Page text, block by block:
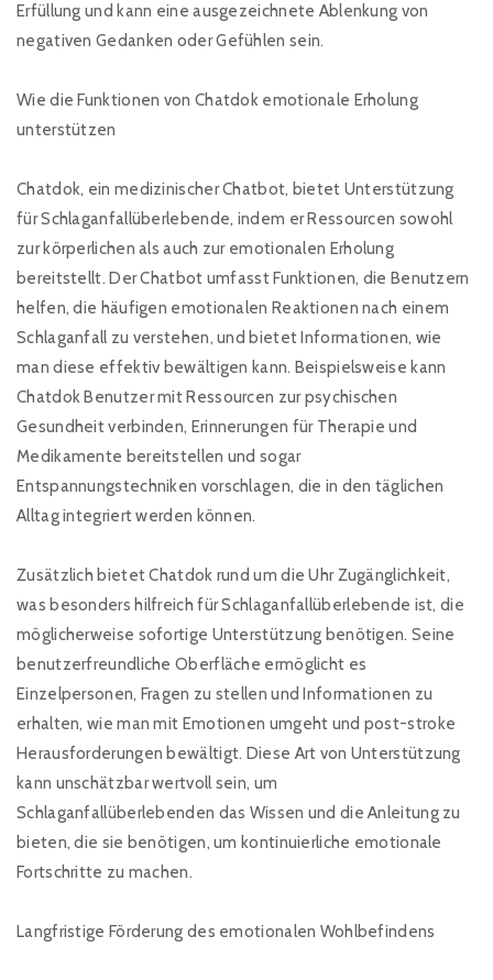
Erfüllung und kann eine ausgezeichnete Ablenkung von
negativen Gedanken oder Gefühlen sein.
Wie die Funktionen von Chatdok emotionale Erholung
unterstützen
Chatdok, ein medizinischer Chatbot, bietet Unterstützung
für Schlaganfallüberlebende, indem er Ressourcen sowohl
zur körperlichen als auch zur emotionalen Erholung
bereitstellt. Der Chatbot umfasst Funktionen, die Benutzern
helfen, die häufigen emotionalen Reaktionen nach einem
Schlaganfall zu verstehen, und bietet Informationen, wie
man diese effektiv bewältigen kann. Beispielsweise kann
Chatdok Benutzer mit Ressourcen zur psychischen
Gesundheit verbinden, Erinnerungen für Therapie und
Medikamente bereitstellen und sogar
Entspannungstechniken vorschlagen, die in den täglichen
Alltag integriert werden können.
Zusätzlich bietet Chatdok rund um die Uhr Zugänglichkeit,
was besonders hilfreich für Schlaganfallüberlebende ist, die
möglicherweise sofortige Unterstützung benötigen. Seine
benutzerfreundliche Oberfläche ermöglicht es
Einzelpersonen, Fragen zu stellen und Informationen zu
erhalten, wie man mit Emotionen umgeht und post-stroke
Herausforderungen bewältigt. Diese Art von Unterstützung
kann unschätzbar wertvoll sein, um
Schlaganfallüberlebenden das Wissen und die Anleitung zu
bieten, die sie benötigen, um kontinuierliche emotionale
Fortschritte zu machen.
Langfristige Förderung des emotionalen Wohlbefindens